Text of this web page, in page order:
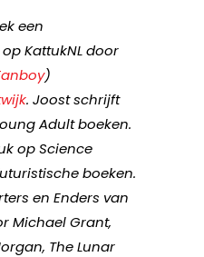
een
KattukNL door
)
. Joost schrijft
Adult boeken.
op Science
boeken.
en Enders van
Michael Grant,
The Lunar